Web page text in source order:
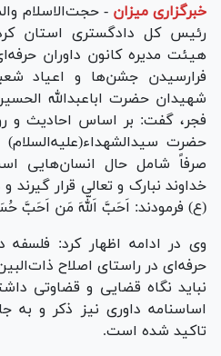
خبرگزاری میزان - حجت‌الاسلام
رئیس کل دادگستری استان
هیئت مدیره کانون داوران
فرارسیدن جشن‌ها و اعیاد
شهیدان حضرت اباعبدالله
فجر، گفت: بر اساس احادیث و
حضرت
صرفاً شامل حال انسان‌هایی
خداوند نبارک و تعالی قرار
(ع) فرمودند: اَحَبَّ اَللّهَ مَن اَحَبَّ
وی در ادامه اظهار کرد: فلسفه
حرفه‌ای در راستای اصلاح
نباید نگاه قضایی و قضاوتی
اساسنامه داوری نیز ذکر و به
تاکید شده است.